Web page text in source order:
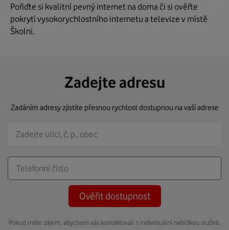
Pořiďte si kvalitní pevný internet na doma či si ověřte
pokrytí vysokorychlostního internetu a televize v místě
Školní.
Zadejte adresu
Zadáním adresy zjistíte přesnou rychlost dostupnou na vaší adrese
Ověřit dostupnost
Pokud máte zájem, abychom vás kontaktovali s individuální nabídkou služeb,